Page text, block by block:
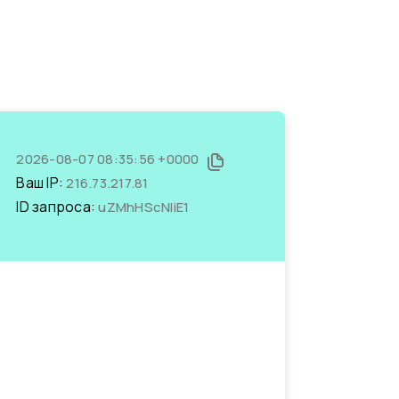
2026-08-07 08:35:56 +0000
Ваш IP:216.73.217.81
ID запроса:uZMhHScNIiE1